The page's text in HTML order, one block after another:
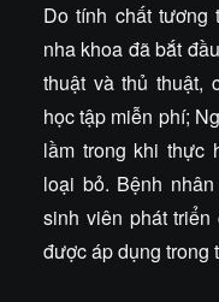
Do tính chất tương
nha khoa đã bắt
thuật và thủ thuật,
học tập miễn phí;
lầm trong khi thực
loại bỏ. Bệnh
sinh viên phát
được áp dụng trong